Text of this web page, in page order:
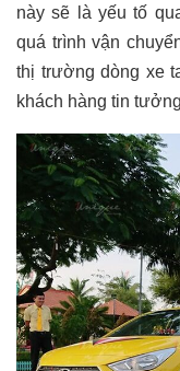
này sẽ là yếu tố
quá trình vận
thị trường dòng xe
khách hàng tin